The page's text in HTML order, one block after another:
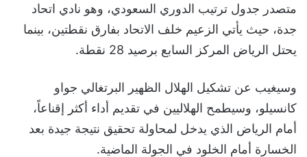
متصدر جدول ترتيب الدوري السعودي، وهو نادي اتحاد
جدة، حيث يأتي الزعيم خلف الاتحاد بفارق نقطتين، بينما
يحتل الرياض المركز السابع برصيد 28 نقطة.
وسيغيب عن تشكيل الهلال الظهير البرتغالي جواو
كانسيلو، وسيطمح الهلاليين في تقديم أداء أكثر إقناعاً،
أمام الرياض الذي يدخل لمحاولة تحقيق نتيجة جيدة بعد
الخسارة أمام الخلود في الجولة الماضية.